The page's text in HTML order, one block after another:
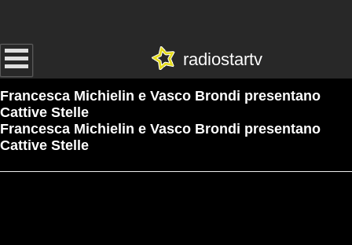
radiostartv
Francesca Michielin e Vasco Brondi presentano
Cattive Stelle
Francesca Michielin e Vasco Brondi presentano
Cattive Stelle